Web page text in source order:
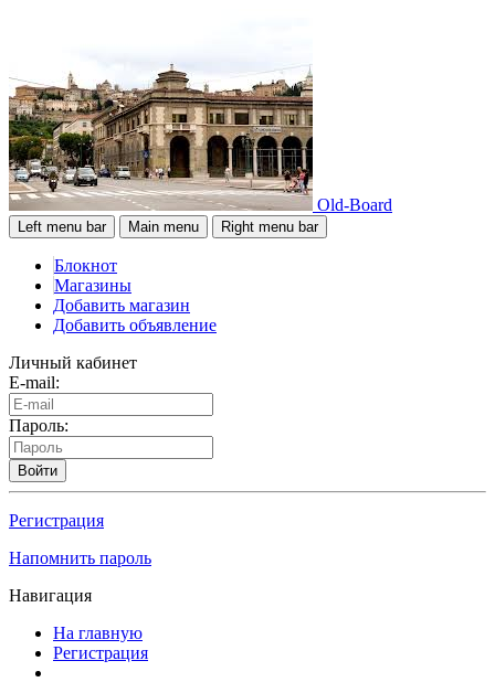
Old-Board
Left menu bar Main menu Right menu bar
Блокнот
Магазины
Добавить магазин
Добавить объявление
Личный кабинет
E-mail:
Пароль:
Войти
Регистрация
Напомнить пароль
Навигация
На главную
Регистрация